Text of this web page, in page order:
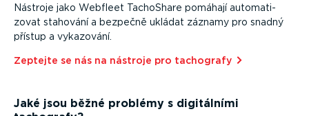
Nástroje jako Webfleet TachoShare pomáhají automa­ti­
zovat stahování a bezpečně ukládat záznamy pro snadný
přístup a vykazování.
Zeptejte se nás na nástroje pro tachografy⁠
Jaké jsou běžné problémy s digitálními